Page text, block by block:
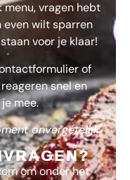
vragen hebt
even wilt sparren
voor je klaar!
of
snel en
mee.
onvergetelijk.
om onder het